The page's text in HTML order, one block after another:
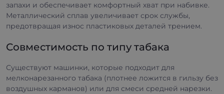
запахи и обеспечивает комфортный хват при набивке.
Металлический сплав увеличивает срок службы,
предотвращая износ пластиковых деталей трением.
Совместимость по типу табака
Существуют машинки, которые подходит для
мелконарезанного табака (плотнее ложится в гильзу без
воздушных карманов) или для смеси средней нарезки.